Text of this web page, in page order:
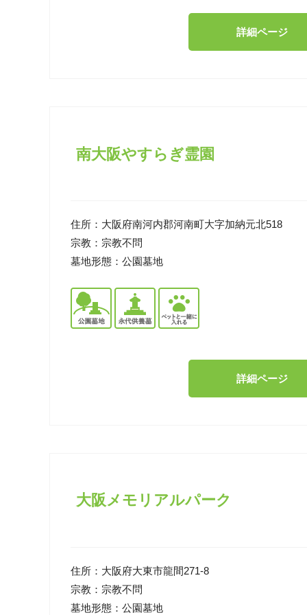
詳細ページ
南大阪やすらぎ霊園
住所： 大阪府南河内郡河南町大字加納元北518
宗教： 宗教不問
墓地形態： 公園墓地
詳細ページ
大阪メモリアルパーク
住所： 大阪府大東市龍間271-8
宗教： 宗教不問
墓地形態： 公園墓地